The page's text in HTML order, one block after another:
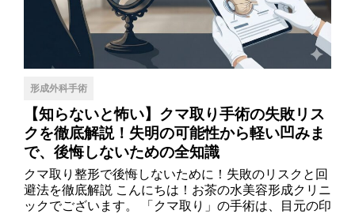
形成外科手術
【知らないと怖い】クマ取り手術の失敗リス
クを徹底解説！失明の可能性から軽い凹みま
で、後悔しないための全知識
クマ取り整形で後悔しないために！失敗のリスクと回
避法を徹底解説 こんにちは！お茶の水美容形成クリニ
ックでございます。 「クマ取り」の手術は、目元の印